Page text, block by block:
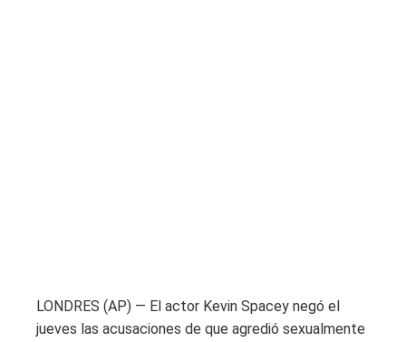
LONDRES (AP) — El actor Kevin Spacey negó el
jueves las acusaciones de que agredió sexualmente